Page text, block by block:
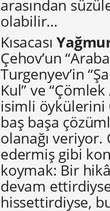
arasından
olabilir…
Kısacası
Çehov’un
Turgenyev’in
Kul” ve
isimli öykülerini
baş başa
olanağı veriyor.
edermiş gibi
koymak: Bir
devam
hissettirdiyse,